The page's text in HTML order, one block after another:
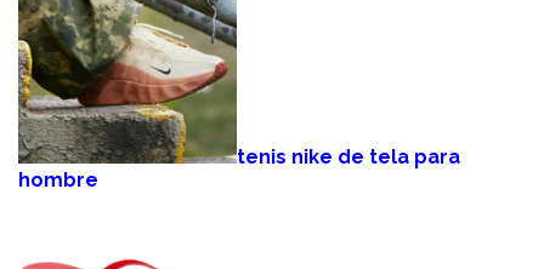
tenis nike de tela para
hombre